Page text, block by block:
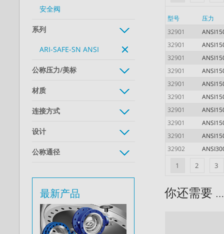
型号 压力
1 2 3
32901
32901
32901
32901
32901
32901
32901
32901
32901
32902
你还需要 …
安全阀
系列
ARI-SAFE-SN ANSI
公称压力/美标
材质
连接方式
设计
公称通径
最新产品